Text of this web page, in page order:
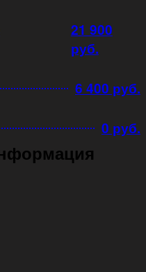
21 900
руб.
6 400 руб.
0 руб.